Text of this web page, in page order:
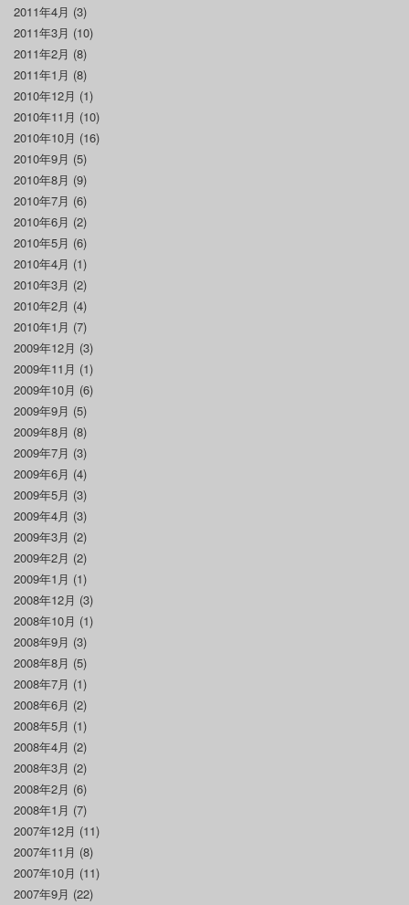
2011年4月 (3)
2011年3月 (10)
2011年2月 (8)
2011年1月 (8)
2010年12月 (1)
2010年11月 (10)
2010年10月 (16)
2010年9月 (5)
2010年8月 (9)
2010年7月 (6)
2010年6月 (2)
2010年5月 (6)
2010年4月 (1)
2010年3月 (2)
2010年2月 (4)
2010年1月 (7)
2009年12月 (3)
2009年11月 (1)
2009年10月 (6)
2009年9月 (5)
2009年8月 (8)
2009年7月 (3)
2009年6月 (4)
2009年5月 (3)
2009年4月 (3)
2009年3月 (2)
2009年2月 (2)
2009年1月 (1)
2008年12月 (3)
2008年10月 (1)
2008年9月 (3)
2008年8月 (5)
2008年7月 (1)
2008年6月 (2)
2008年5月 (1)
2008年4月 (2)
2008年3月 (2)
2008年2月 (6)
2008年1月 (7)
2007年12月 (11)
2007年11月 (8)
2007年10月 (11)
2007年9月 (22)